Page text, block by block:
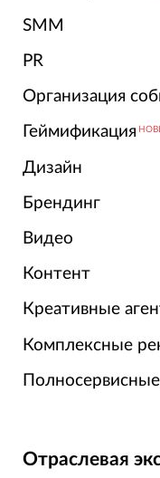
SMM
PR
Организация
Геймификация
Дизайн
Брендинг
Видео
Контент
Креативные
Комплексные
Отраслевая